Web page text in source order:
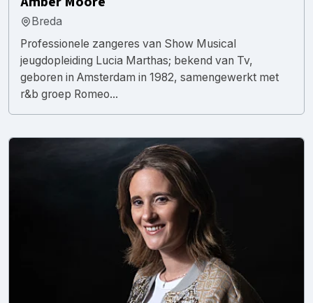
Breda
Professionele zangeres van Show Musical
jeugdopleiding Lucia Marthas; bekend van Tv,
geboren in Amsterdam in 1982, samengewerkt met
r&b groep Romeo...